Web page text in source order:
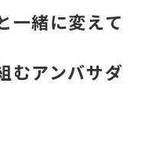
一緒に変えて
むアンバサダ